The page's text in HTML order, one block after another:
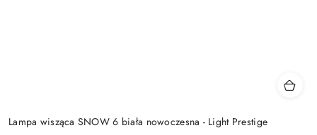
Lampa wisząca SNOW 6 biała nowoczesna - Light Prestige